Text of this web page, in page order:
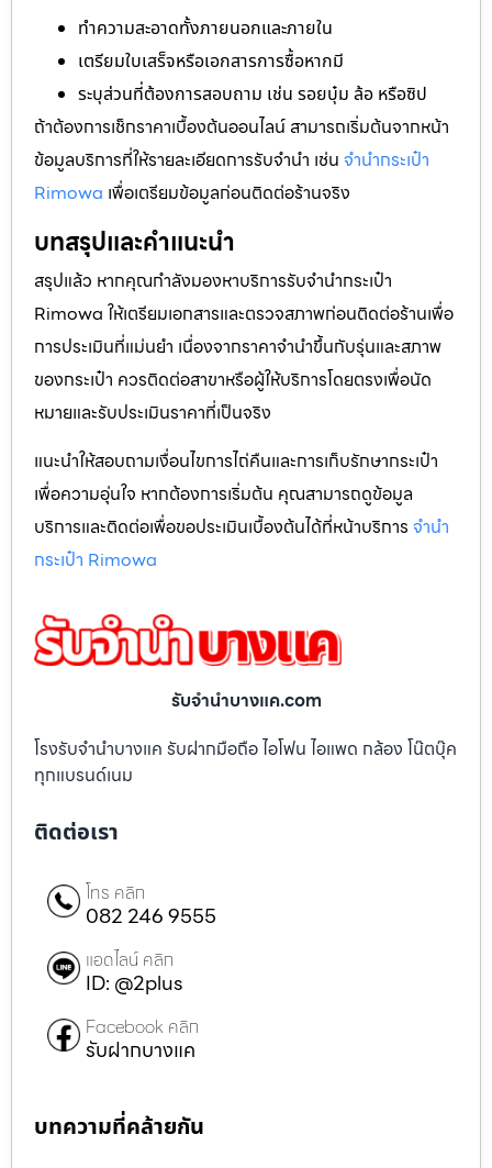
การเตรียมตัวก่อนนำกระเป๋ามาจำนำช่วยให้ได้การประเมินที่
โปร่งใสและรวดเร็ว ควรทำความสะอาด นำเอกสารการซื้อมา
แสดง และชี้จุดสึกหรอที่มีอยู่เพื่อให้การประเมินตรงตามสภาพ
จริง
Checklist ก่อนนำมา
ทำความสะอาดทั้งภายนอกและภายใน
เตรียมใบเสร็จหรือเอกสารการซื้อหากมี
ระบุส่วนที่ต้องการสอบถาม เช่น รอยบุ๋ม ล้อ หรือซิป
ถ้าต้องการเช็กราคาเบื้องต้นออนไลน์ สามารถเริ่มต้นจากหน้า
ข้อมูลบริการที่ให้รายละเอียดการรับจำนำ เช่น
จำนำกระเป๋า
Rimowaเพื่อเตรียมข้อมูลก่อนติดต่อร้านจริง
บทสรุปและคำแนะนำ
สรุปแล้ว หากคุณกำลังมองหาบริการรับจำนำกระเป๋า
Rimowa ให้เตรียมเอกสารและตรวจสภาพก่อนติดต่อร้านเพื่อ
การประเมินที่แม่นยำ เนื่องจากราคาจำนำขึ้นกับรุ่นและสภาพ
ของกระเป๋า ควรติดต่อสาขาหรือผู้ให้บริการโดยตรงเพื่อนัด
แนะนำให้สอบถามเงื่อนไขการไถ่คืนและการเก็บรักษากระเป๋า
เพื่อความอุ่นใจ หากต้องการเริ่มต้น คุณสามารถดูข้อมูล
บริการและติดต่อเพื่อขอประเมินเบื้องต้นได้ที่หน้าบริการ
กระเป๋า Rimowa
โรงรับจำนำบางแค รับฝากมือถือ ไอโฟน ไอแพด กล้อง โน๊ตบุ๊ค
ทุกแบรนด์เนม
ติดต่อเรา
โทร คลิก
แอดไลน์ คลิก